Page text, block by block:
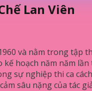
Lan Viên
và nằm trong tập
hoạch năm năm
sự nghiệp thi ca
sâu nặng của tác